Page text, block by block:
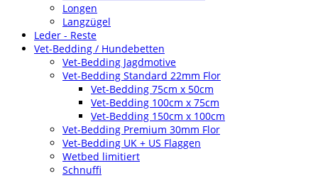
Longen
Langzügel
Leder - Reste
Vet-Bedding / Hundebetten
Vet-Bedding Jagdmotive
Vet-Bedding Standard 22mm Flor
Vet-Bedding 75cm x 50cm
Vet-Bedding 100cm x 75cm
Vet-Bedding 150cm x 100cm
Vet-Bedding Premium 30mm Flor
Vet-Bedding UK + US Flaggen
Wetbed limitiert
Schnuffi